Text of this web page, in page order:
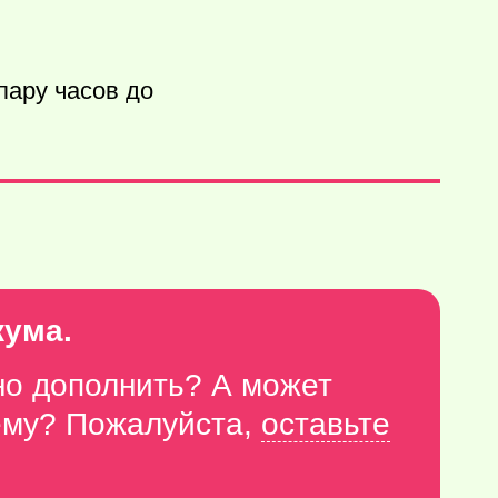
часов до
дополнить? А может
Пожалуйста, оставьте